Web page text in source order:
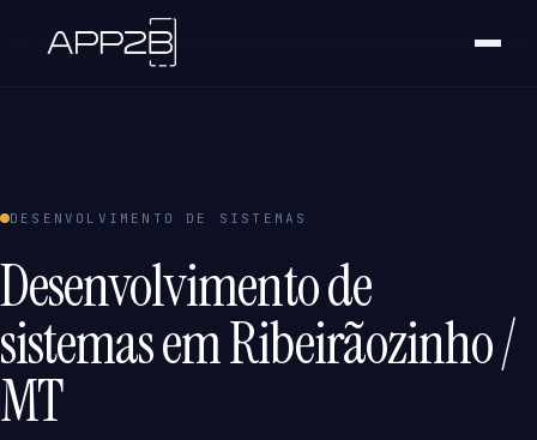
DESENVOLVIMENTO DE SISTEMAS
Desenvolvimento de
sistemas em Ribeirãozinho /
MT